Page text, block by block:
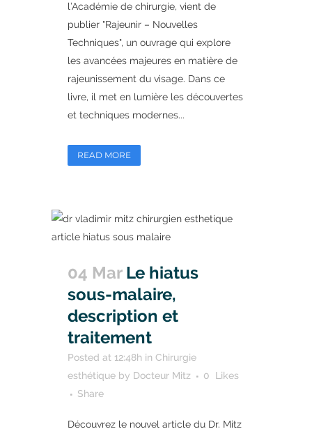
l’Académie de chirurgie, vient de
publier "Rajeunir – Nouvelles
Techniques", un ouvrage qui explore
les avancées majeures en matière de
rajeunissement du visage. Dans ce
livre, il met en lumière les découvertes
et techniques modernes...
READ MORE
04 Mar Le hiatus
sous-malaire,
description et
traitement
Posted at 12:48h in Chirurgie
esthétique by Docteur Mitz 0
Likes
Share
Découvrez le nouvel article du Dr. Mitz